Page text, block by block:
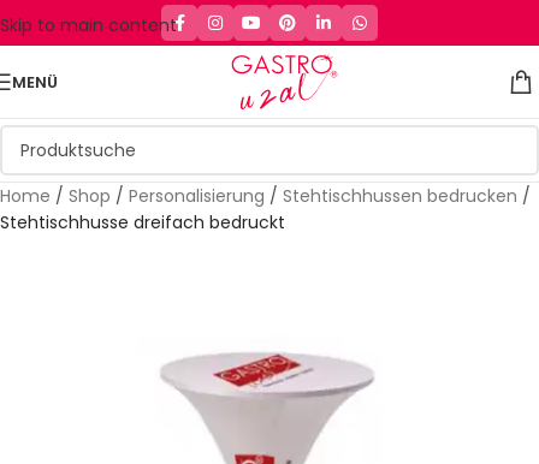
Skip to main content
MENÜ
Home / Shop / Personalisierung / Stehtischhussen bedrucken /
Stehtischhusse dreifach bedruckt